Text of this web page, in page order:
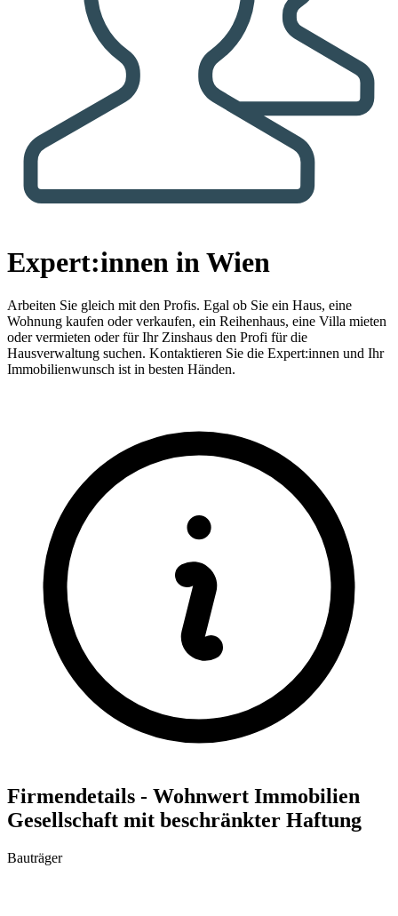
Expert:innen in Wien
Arbeiten Sie gleich mit den Profis. Egal ob Sie ein Haus, eine
Wohnung kaufen oder verkaufen, ein Reihenhaus, eine Villa mieten
oder vermieten oder für Ihr Zinshaus den Profi für die
Hausverwaltung suchen. Kontaktieren Sie die Expert:innen und Ihr
Immobilienwunsch ist in besten Händen.
Firmendetails - Wohnwert Immobilien
Gesellschaft mit beschränkter Haftung
Bauträger